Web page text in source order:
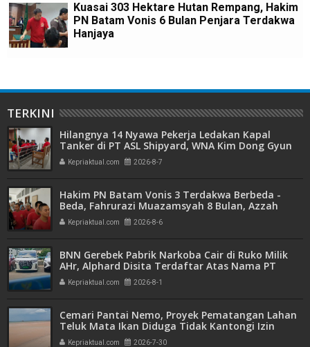
Kuasai 303 Hektare Hutan Rempang, Hakim
PN Batam Vonis 6 Bulan Penjara Terdakwa
Hanjaya
TERKINI
Hilangnya 14 Nyawa Pekerja Ledakan Kapal
Tanker di PT ASL Shipyard, WNA Kim Dong Gyun
Hanya Dituntut 1 Tahun 6 Bulan
Kepriaktual.com 2026-8-7
Hakim PN Batam Vonis 3 Terdakwa Berbeda -
Beda, Fahrurazi Muazamsyah 8 Bulan, Azzah
Azzurah dan Risma Divonis 2 Tahun 6 Bulan
Kepriaktual.com 2026-8-6
BNN Gerebek Pabrik Narkoba Cair di Ruko Milik
AHr, Alphard Disita Terdaftar Atas Nama PT
Mitra Usaha Properti
Kepriaktual.com 2026-8-1
Cemari Pantai Nemo, Proyek Pematangan Lahan
Teluk Mata Ikan Diduga Tidak Kantongi Izin
Amdal
Kepriaktual.com 2026-7-30